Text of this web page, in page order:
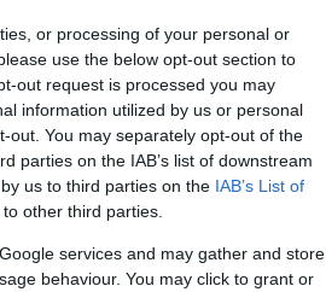
or processing of your personal or
use the below opt-out section to
out request is processed you may
information utilized by us or personal
out. You may separately opt-out of the
parties on the IAB’s list of downstream
us to third parties on the IAB’s List of
other third parties.
services and may gather and store
behaviour. You may click to grant or
Mathisen.
Nu släpper vi hela
Mathisen.
Ski or Die. I tre avsnitt